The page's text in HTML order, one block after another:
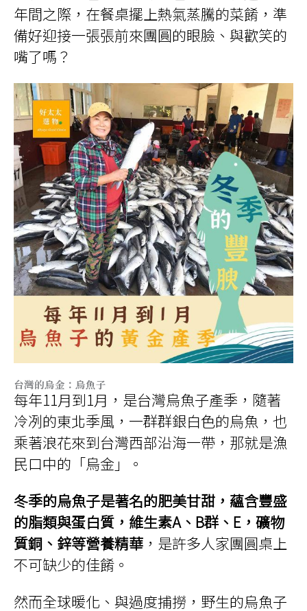
年間之際，在餐桌擺上熱氣蒸騰的菜餚，準
備好迎接一張張前來團圓的眼臉、與歡笑的
嘴了嗎？
台灣的烏金：烏魚子
每年11月到1月，是台灣烏魚子產季，隨著
冷冽的東北季風，一群群銀白色的烏魚，也
乘著浪花來到台灣西部沿海一帶，那就是漁
民口中的「烏金」。
冬季的烏魚子是著名的肥美甘甜，蘊含豐盛
的脂類與蛋白質，維生素A、B群、E，礦物
質銅、鋅等營養精華 ，是許多人家團圓桌上
不可缺少的佳餚。
然而全球暖化、與過度捕撈，野生的烏魚子